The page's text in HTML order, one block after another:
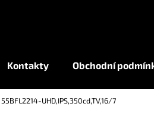
Kontakty Obchodní
UHD,IPS,350cd,TV,16/7
najít?